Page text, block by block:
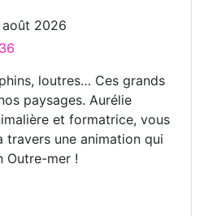
août 2026
loutres… Ces grands
paysages. Aurélie
et formatrice, vous
travers une animation qui
Outre-mer !